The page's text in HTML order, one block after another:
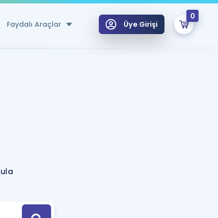
Faydalı Araçlar
Hesaplama Aracı
için Öneriler
Tek Takvimde
Üye Girişi
0
Hoca ile seni sınava hazırlayacak onlarca eğitim seni bekliyor!